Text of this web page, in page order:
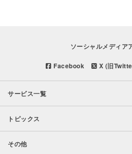
ソーシャルメディア
Facebook X (旧
サービス一覧
トピックス
その他